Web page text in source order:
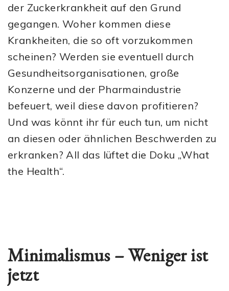
der Zuckerkrankheit auf den Grund
gegangen. Woher kommen diese
Krankheiten, die so oft vorzukommen
scheinen? Werden sie eventuell durch
Gesundheitsorganisationen, große
Konzerne und der Pharmaindustrie
befeuert, weil diese davon profitieren?
Und was könnt ihr für euch tun, um nicht
an diesen oder ähnlichen Beschwerden zu
erkranken? All das lüftet die Doku „What
the Health“.
Minimalismus – Weniger ist
jetzt